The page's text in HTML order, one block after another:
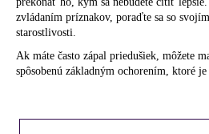
zvládaním príznakov, poraďte sa so
starostlivosti.
Ak máte často zápal priedušiek, môžete
spôsobenú základným ochorením, ktoré